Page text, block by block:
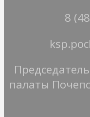
8
палаты